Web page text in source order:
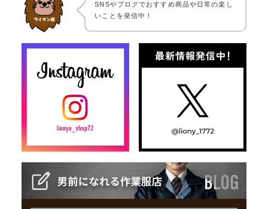
SNSやブログでおすすめ商品や日常の楽し
いことを発信中！